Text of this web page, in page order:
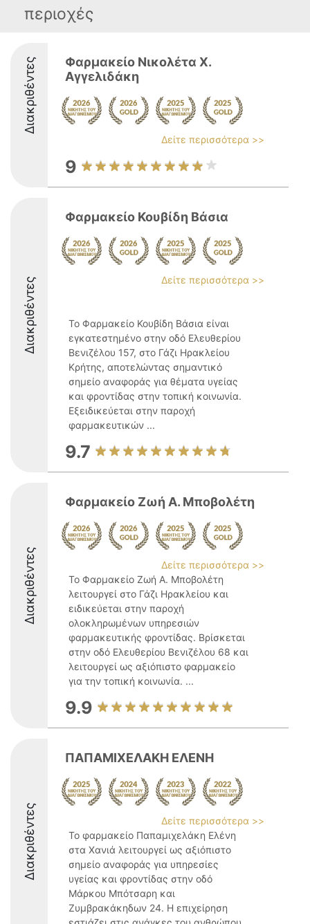
περιοχές
Διακριθέντες
Φαρμακείο Νικολέτα Χ.
Αγγελιδάκη
Δείτε περισσότερα >>
9
Διακριθέντες
Φαρμακείο Κουβίδη Βάσια
Δείτε περισσότερα >>
Το Φαρμακείο Κουβίδη Βάσια είναι
εγκατεστημένο στην οδό Ελευθερίου
Βενιζέλου 157, στο Γάζι Ηρακλείου
Κρήτης, αποτελώντας σημαντικό
σημείο αναφοράς για θέματα υγείας
και φροντίδας στην τοπική κοινωνία.
Εξειδικεύεται στην παροχή
φαρμακευτικών ...
9.7
Διακριθέντες
Φαρμακείο Ζωή Α. Μποβολέτη
Δείτε περισσότερα >>
Το Φαρμακείο Ζωή Α. Μποβολέτη
λειτουργεί στο Γάζι Ηρακλείου και
ειδικεύεται στην παροχή
ολοκληρωμένων υπηρεσιών
φαρμακευτικής φροντίδας. Βρίσκεται
στην οδό Ελευθερίου Βενιζέλου 68 και
λειτουργεί ως αξιόπιστο φαρμακείο
για την τοπική κοινωνία. ...
9.9
Διακριθέντες
ΠΑΠΑΜΙΧΕΛΑΚΗ ΕΛΕΝΗ
Δείτε περισσότερα >>
Το φαρμακείο Παπαμιχελάκη Ελένη
στα Χανιά λειτουργεί ως αξιόπιστο
σημείο αναφοράς για υπηρεσίες
υγείας και φροντίδας στην οδό
Μάρκου Μπότσαρη και
Ζυμβρακάκηδων 24. Η επιχείρηση